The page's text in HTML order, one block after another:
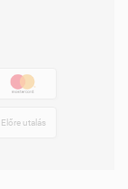
Előre utalás